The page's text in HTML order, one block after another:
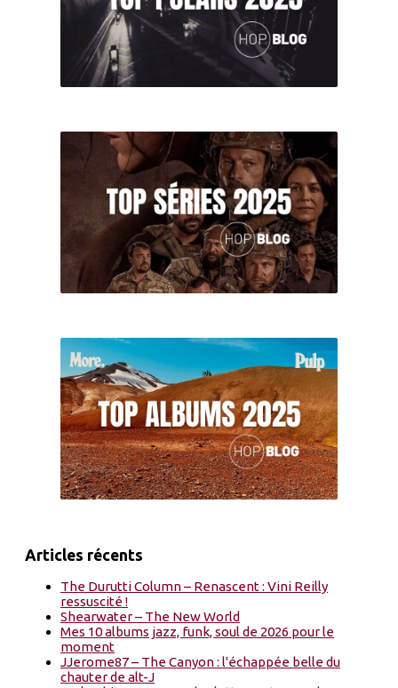
Articles récents
The Durutti Column – Renascent : Vini Reilly
ressuscité !
Shearwater – The New World
Mes 10 albums jazz, funk, soul de 2026 pour le
moment
JJerome87 – The Canyon : l'échappée belle du
chauter de alt-J